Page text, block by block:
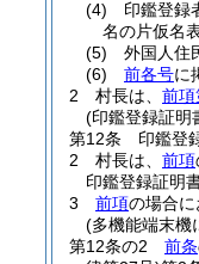
(4)
印鑑登録
名の片仮名
(5)
外国人住
(6)
前各号に
2
村長は、 前項
(印鑑登録証明
第12条
印鑑登
2
村長は、 前項
印鑑登録証明
3
前項の場合
(多機能端末機
第12条の2
前条